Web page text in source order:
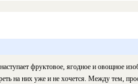
фруктовое, ягодное и овощное
на них уже и не хочется. Между тем,